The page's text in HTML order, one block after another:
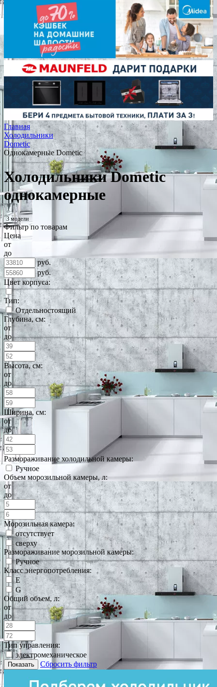
Главная
Холодильники
Dometic
Однокамерные Dometic
Холодильники Dometic
однокамерные
3 модели
Фильтр по товарам
Цена
от
до
руб.
руб.
Цвет корпуса:
Тип:
Отдельностоящий
Глубина, см:
от
до
Высота, см:
от
до
Ширина, см:
от
до
Размораживание холодильной камеры:
Ручное
Объем морозильной камеры, л:
от
до
Морозильная камера:
отсутствует
сверху
Размораживание морозильной камеры:
Ручное
Класс энергопотребления:
E
G
Общий объем, л:
от
до
Тип управления:
электромеханическое
Показать Сбросить фильтр